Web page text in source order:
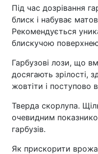
Під час дозрівання
блиск і набуває
Рекомендується
блискучою
Гарбузові лози, що
досягають зрілості,
жовтіти і поступово
Тверда скорлупа.
очевидним
гарбузів.
Як прискорити